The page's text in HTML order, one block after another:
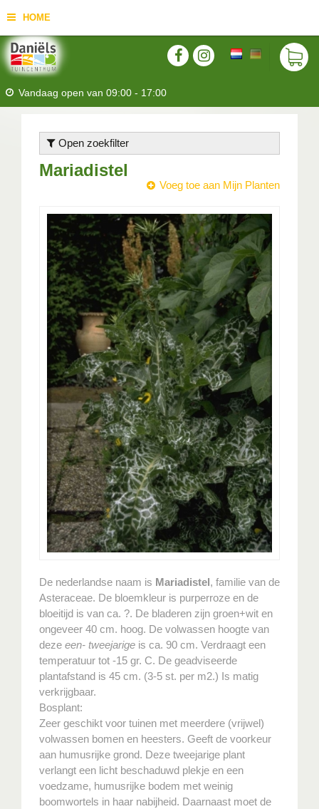
HOME
Vandaag open van 09:00 - 17:00
Open zoekfilter
Mariadistel
Voeg toe aan Mijn Planten
De nederlandse naam is Mariadistel, familie van de
Asteraceae. De bloemkleur is purperroze en de
bloeitijd is van ca. ?. De bladeren zijn groen+wit en
ongeveer 40 cm. hoog. De volwassen hoogte van
deze een- tweejarige is ca. 90 cm. Verdraagt een
temperatuur tot -15 gr. C. De geadviseerde
plantafstand is 45 cm. (3-5 st. per m2.) Is matig
verkrijgbaar.
Bosplant:
Zeer geschikt voor tuinen met meerdere (vrijwel)
volwassen bomen en heesters. Geeft de voorkeur
aan humusrijke grond. Deze tweejarige plant
verlangt een licht beschaduwd plekje en een
voedzame, humusrijke bodem met weinig
boomwortels in haar nabijheid. Daarnaast moet de